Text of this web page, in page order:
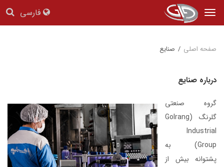
فارسی
صفحه اصلی / صنایع
درباره صنایع
گروه صنعتی
گلرنگ (Golrang
Industrial
Group) به
پشتوانه بیش از